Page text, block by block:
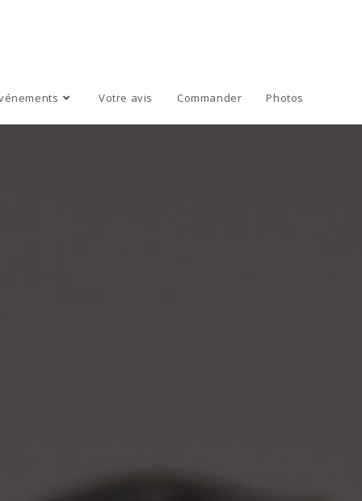
Votre avis Commander Photos